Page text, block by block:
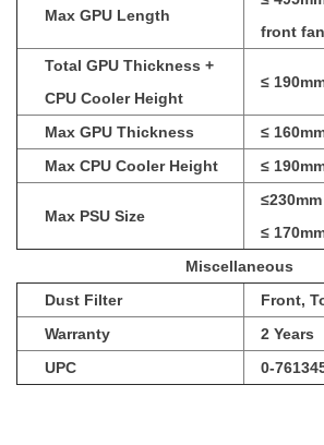
Max GPU Length
front
Total GPU Thickness +
CPU Cooler Height
≤
Max GPU Thickness
≤
Max CPU Cooler Height
≤
Max PSU Size
≤
Miscellaneous
Dust Filter
Front,
Warranty
2 Years
UPC
0-